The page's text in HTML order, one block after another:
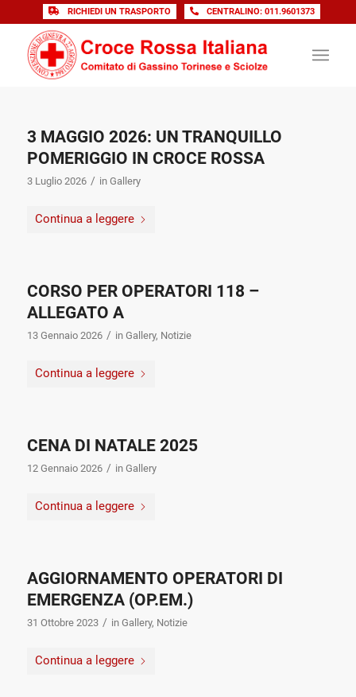
RICHIEDI UN TRASPORTO CENTRALINO: 011.9601373
3 MAGGIO 2026: UN TRANQUILLO
POMERIGGIO IN CROCE ROSSA
3 Luglio 2026 / in Gallery
Continua a leggere
CORSO PER OPERATORI 118 –
ALLEGATO A
13 Gennaio 2026 / in Gallery, Notizie
Continua a leggere
CENA DI NATALE 2025
12 Gennaio 2026 / in Gallery
Continua a leggere
AGGIORNAMENTO OPERATORI DI
EMERGENZA (OP.EM.)
31 Ottobre 2023 / in Gallery, Notizie
Continua a leggere